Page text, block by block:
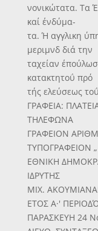
νονικώτατα. Τα
καί ένδύμα-
τα. Ή αγγλικη
μεριμνδ διά την
ταχείαν
κατακτητοΰ πρό
τής ελεύσεως
ΓΡΑΦΕΙΑ:
ΤΗΛΕΦΩΝΑ
ΓΡΑΦΕΙΟΝ
ΤΥΠΟΓΡΑΦΕΙΟΝ
ΕΘΝΙΚΗ
ΙΔΡΥΤΗΣ
ΜΙΧ.
ΕΤΟΣ Α·'
ΠΑΡΑΣΚΕΥΗ 24